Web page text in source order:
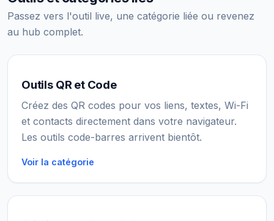
Passez vers l'outil live, une catégorie liée ou revenez
au hub complet.
Outils QR et Code
Créez des QR codes pour vos liens, textes, Wi-Fi
et contacts directement dans votre navigateur.
Les outils code-barres arrivent bientôt.
Voir la catégorie